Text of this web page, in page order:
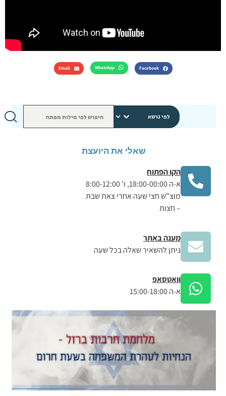
שאלי את היועצת
הקו הפתוח
א-ה 18:00-00:00, ו' 8:00-12:00
מוצ"ש חצי שעה אחרי צאת שבת
– חצות
מענה באתר
ניתן להשאיר שאלה בכל שעה
וואטסאפ
א-ה 15:00-18:00
Facebook
WhatsApp
Email